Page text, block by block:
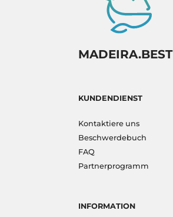
MADEIRA.BEST
KUNDENDIENST
Kontaktiere uns
Beschwerdebuch
FAQ
Partnerprogramm
INFORMATION